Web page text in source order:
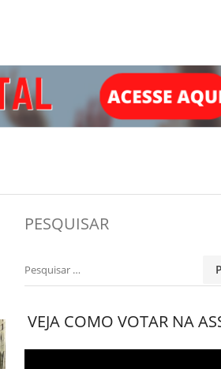
PESQUISAR
Pesquisar
VEJA COMO VOTAR NA